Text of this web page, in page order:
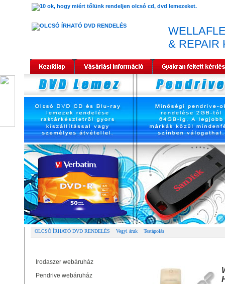
& REPAIR
OLCSÓ ÍRHATÓ DVD RENDELÉS Vegyi áruk Testápolás
Irodaszer webáruház
Pendrive webáruház